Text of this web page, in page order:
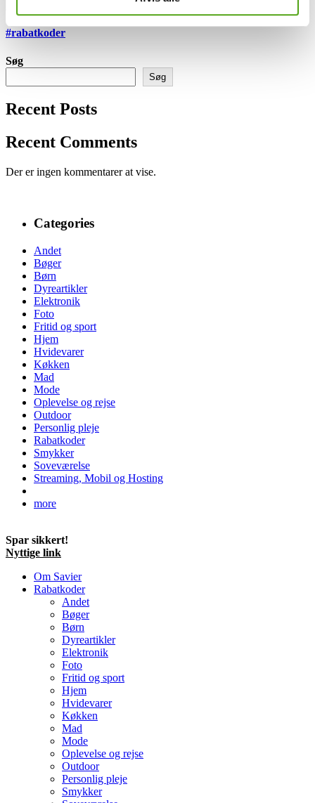
#rabatkoder
Søg
Søg
Recent Posts
Recent Comments
Der er ingen kommentarer at vise.
Categories
Andet
Bøger
Børn
Dyreartikler
Elektronik
Foto
Fritid og sport
Hjem
Hvidevarer
Køkken
Mad
Mode
Oplevelse og rejse
Outdoor
Personlig pleje
Rabatkoder
Smykker
Soveværelse
Streaming, Mobil og Hosting
more
Spar sikkert!
Nyttige link
Om Savier
Rabatkoder
Andet
Bøger
Børn
Dyreartikler
Elektronik
Foto
Fritid og sport
Hjem
Hvidevarer
Køkken
Mad
Mode
Oplevelse og rejse
Outdoor
Personlig pleje
Smykker